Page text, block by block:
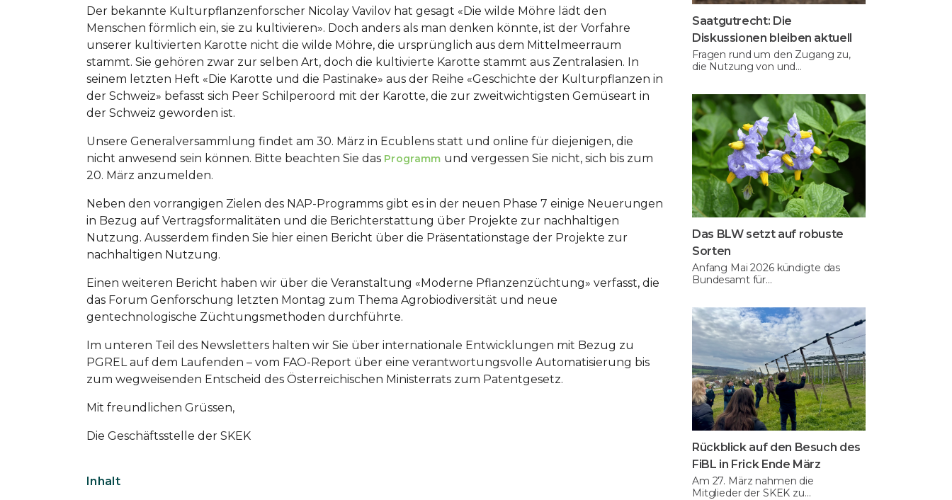
Der bekannte Kulturpflanzenforscher Nicolay Vavilov hat gesagt «Die wilde Möhre lädt den
Menschen förmlich ein, sie zu kultivieren». Doch anders als man denken könnte, ist der Vorfahre
unserer kultivierten Karotte nicht die wilde Möhre, die ursprünglich aus dem Mittelmeerraum
stammt. Sie gehören zwar zur selben Art, doch die kultivierte Karotte stammt aus Zentralasien. In
seinem letzten Heft «Die Karotte und die Pastinake» aus der Reihe «Geschichte der Kulturpflanzen in
der Schweiz» befasst sich Peer Schilperoord mit der Karotte, die zur zweitwichtigsten Gemüseart in
der Schweiz geworden ist.
Unsere Generalversammlung findet am 30. März in Ecublens statt und online für diejenigen, die
nicht anwesend sein können. Bitte beachten Sie das Programm und vergessen Sie nicht, sich bis zum
20. März anzumelden.
Neben den vorrangigen Zielen des NAP-Programms gibt es in der neuen Phase 7 einige Neuerungen
in Bezug auf Vertragsformalitäten und die Berichterstattung über Projekte zur nachhaltigen
Nutzung. Ausserdem finden Sie hier einen Bericht über die Präsentationstage der Projekte zur
nachhaltigen Nutzung.
Einen weiteren Bericht haben wir über die Veranstaltung «Moderne Pflanzenzüchtung» verfasst, die
das Forum Genforschung letzten Montag zum Thema Agrobiodiversität und neue
gentechnologische Züchtungsmethoden durchführte.
Im unteren Teil des Newsletters halten wir Sie über internationale Entwicklungen mit Bezug zu
PGREL auf dem Laufenden – vom FAO-Report über eine verantwortungsvolle Automatisierung bis
zum wegweisenden Entscheid des Österreichischen Ministerrats zum Patentgesetz.
Mit freundlichen Grüssen,
Die Geschäftsstelle der SKEK
Inhalt
Saatgutrecht: Die
Diskussionen bleiben aktuell
Fragen rund um den Zugang zu,
die Nutzung von und…
Das BLW setzt auf robuste
Sorten
Anfang Mai 2026 kündigte das
Bundesamt für…
Rückblick auf den Besuch des
FiBL in Frick Ende März
Am 27. März nahmen die
Mitglieder der SKEK zu…